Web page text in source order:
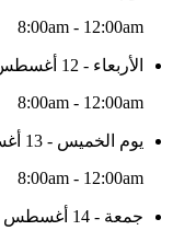
8:00am - 12:00am
الأربعاء - 12 أغسطس
8:00am - 12:00am
يوم الخميس - 13 أغسطس
8:00am - 12:00am
جمعة - 14 أغسطس